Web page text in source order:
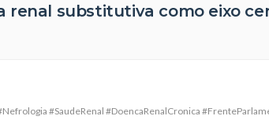
renal substitutiva como eixo
#SaudeRenal #DoencaRenalCronica